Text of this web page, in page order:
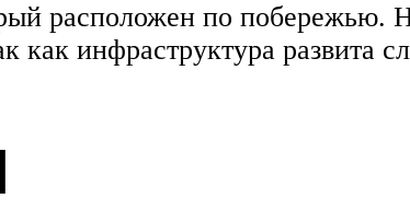
расположен по побережью.
инфраструктура развита